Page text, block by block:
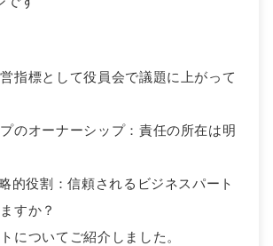
指標として役員会で議題に上がって
のオーナーシップ：責任の所在は明
的役割：信頼されるビジネスパート
すか？
についてご紹介しました。